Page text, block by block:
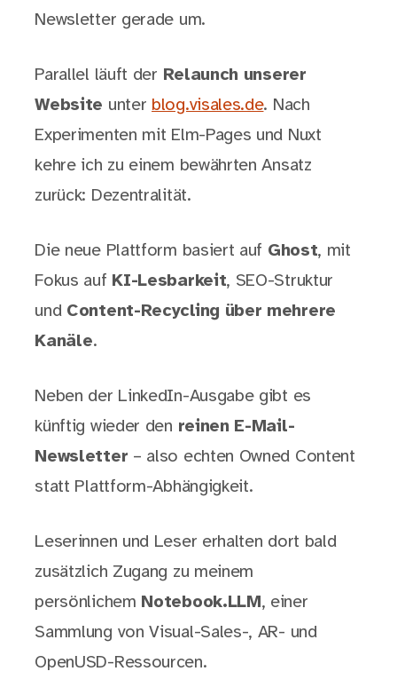
Newsletter gerade um.
Parallel läuft der Relaunch unserer
Website unter blog.visales.de. Nach
Experimenten mit Elm-Pages und Nuxt
kehre ich zu einem bewährten Ansatz
zurück: Dezentralität.
Die neue Plattform basiert auf Ghost, mit
Fokus auf KI-Lesbarkeit, SEO-Struktur
und Content-Recycling über mehrere
Kanäle.
Neben der LinkedIn-Ausgabe gibt es
künftig wieder den reinen E-Mail-
Newsletter – also echten Owned Content
statt Plattform-Abhängigkeit.
Leserinnen und Leser erhalten dort bald
zusätzlich Zugang zu meinem
persönlichem Notebook.LLM, einer
Sammlung von Visual-Sales-, AR- und
OpenUSD-Ressourcen.